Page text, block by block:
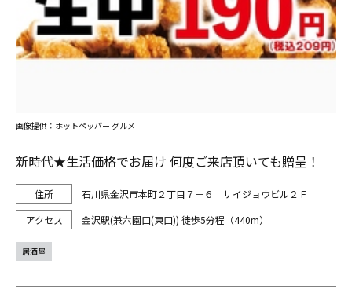
新時代★生活価格でお届け 何度ご来店頂いても贈呈！
石川県金沢市本町２丁目７－６ サイジョウビル２Ｆ
金沢駅(兼六園口(東口)) 徒歩5分程（440m）
画像提供：ホットペッパー グルメ
居酒屋